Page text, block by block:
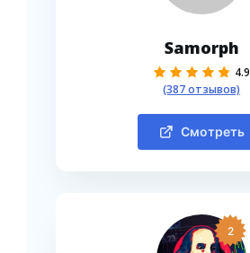
Samorph
4.9
(387 отзывов)
Смотреть
2